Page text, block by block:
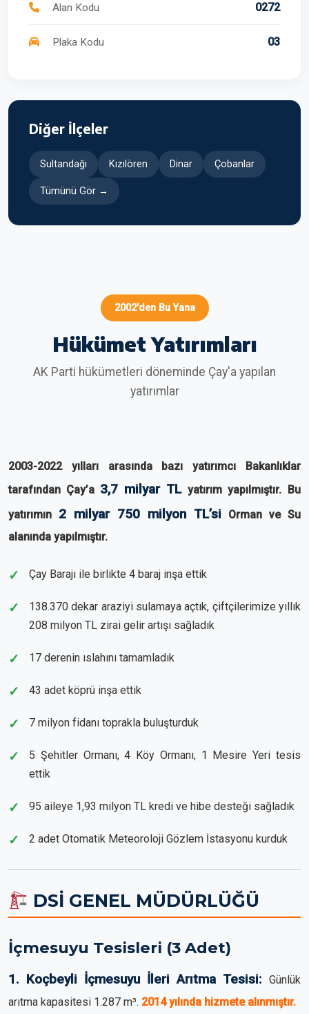
Alan Kodu 0272
Plaka Kodu 03
Diğer İlçeler
Sultandağı Kızılören Dinar Çobanlar
Tümünü Gör →
2002'den Bu Yana
Hükümet Yatırımları
AK Parti hükümetleri döneminde Çay'a yapılan
yatırımlar
2003-2022 yılları arasında bazı yatırımcı Bakanlıklar
tarafından Çay’a 3,7 milyar TLyatırım yapılmıştır. Bu
yatırımın 2 milyar 750 milyon TL’si Orman ve Su
alanında yapılmıştır.
Çay Barajı ile birlikte 4 baraj inşa ettik
138.370 dekar araziyi sulamaya açtık, çiftçilerimize yıllık
208 milyon TL zirai gelir artışı sağladık
17 derenin ıslahını tamamladık
43 adet köprü inşa ettik
7 milyon fidanı toprakla buluşturduk
5 Şehitler Ormanı, 4 Köy Ormanı, 1 Mesire Yeri tesis
ettik
95 aileye 1,93 milyon TL kredi ve hibe desteği sağladık
2 adet Otomatik Meteoroloji Gözlem İstasyonu kurduk
DSİ GENEL MÜDÜRLÜĞÜ
İçmesuyu Tesisleri (3 Adet)
1. Koçbeyli İçmesuyu İleri Arıtma Tesisi: Günlük
arıtma kapasitesi 1.287 m³. 2014 yılında hizmete alınmıştır.